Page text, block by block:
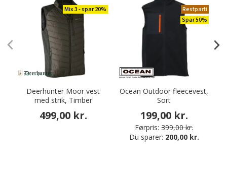
Mix 3 - spar 20%
Deerhunter Moor vest
med strik, Timber
499,00 kr.
Restparti
Spar 50%
Ocean Outdoor fleecevest,
Sort
199,00 kr.
Førpris: 399,00 kr.
Du sparer: 200,00 kr.